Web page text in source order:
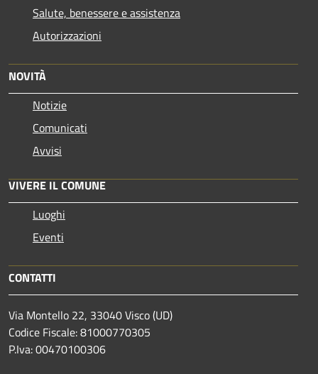
Salute, benessere e assistenza
Autorizzazioni
NOVITÀ
Notizie
Comunicati
Avvisi
VIVERE IL COMUNE
Luoghi
Eventi
CONTATTI
Via Montello 22, 33040 Visco (UD)
Codice Fiscale: 81000770305
P.Iva: 00470100306